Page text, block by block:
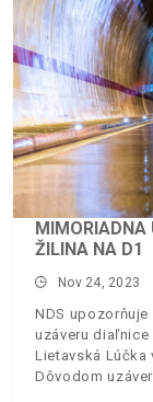
MIMORIADNA
ŽILINA NA D1
Nov 24, 2023
NDS
uzáveru diaľnice
Lietavská Lúčka
Dôvodom